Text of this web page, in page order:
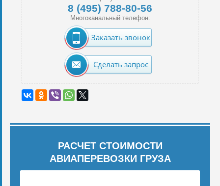
8 (495) 788-80-56
Многоканальный телефон:
Заказать звонок
Сделать запрос
РАСЧЕТ СТОИМОСТИ
АВИАПЕРЕВОЗКИ ГРУЗА